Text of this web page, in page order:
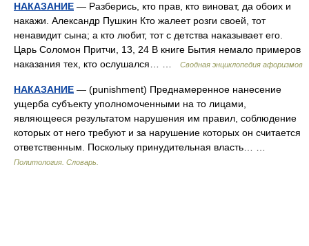
НАКАЗАНИЕ — Разберись, кто прав, кто виноват, да обоих и
накажи. Александр Пушкин Кто жалеет розги своей, тот
ненавидит сына; а кто любит, тот с детства наказывает его.
Царь Соломон Притчи, 13, 24 В книге Бытия немало примеров
наказания тех, кто ослушался… …
Сводная энциклопедия афоризмов
НАКАЗАНИЕ — (punishment) Преднамеренное нанесение
ущерба субъекту уполномоченными на то лицами,
являющееся результатом нарушения им правил, соблюдение
которых от него требуют и за нарушение которых он считается
ответственным. Поскольку принудительная власть… …
Политология. Словарь.